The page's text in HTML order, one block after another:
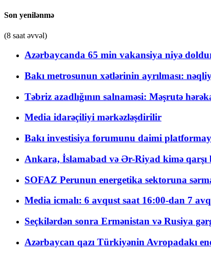
Son yenilənmə
(8 saat əvvəl)
Azərbaycanda 65 min vakansiya niyə
Bakı metrosunun xətlərinin ayrılması:
Təbriz azadlığının salnaməsi: Məşrutə
Media idarəçiliyi mərkəzləşdirilir
Bakı investisiya forumunu daimi
Ankara, İslamabad və Ər-Riyad kimə qarşı
SOFAZ Perunun energetika sektoruna
Media icmalı: 6 avqust saat 16:00-dan 7
Seçkilərdən sonra Ermənistan və Rusiya
Azərbaycan qazı Türkiyənin Avropadakı